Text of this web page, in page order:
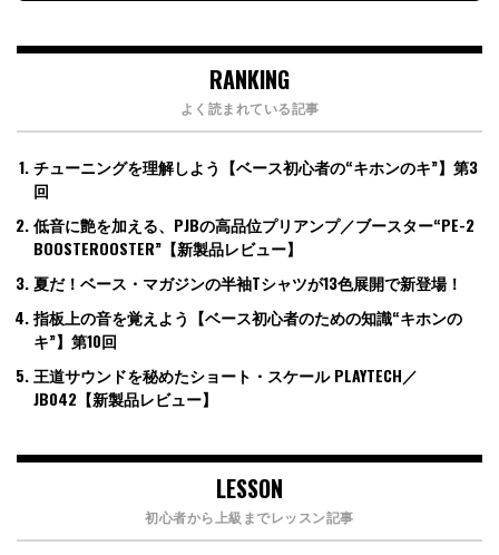
RANKING
よく読まれている記事
チューニングを理解しよう【ベース初心者の“キホンのキ”】第3
回
低音に艶を加える、PJBの高品位プリアンプ／ブースター“PE-2
BOOSTEROOSTER”【新製品レビュー】
夏だ！ベース・マガジンの半袖Tシャツが13色展開で新登場！
指板上の音を覚えよう【ベース初心者のための知識“キホンの
キ”】第10回
王道サウンドを秘めたショート・スケール PLAYTECH／
JB042【新製品レビュー】
LESSON
初心者から上級までレッスン記事